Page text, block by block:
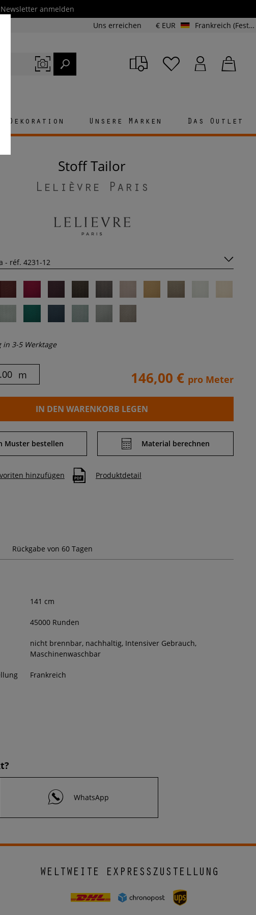
anmelden
Uns erreichen € EUR Frankreich (Festland und Korsika)
Dekoration Unsere Marken Das Outlet
Stoff Tailor
Lelièvre Paris
in 3-5 Werktage
m 146,00 € pro Meter
IN DEN WARENKORB LEGEN
Muster bestellen Material berechnen
hinzufügen Produktdetail
Rückgabe von 60 Tagen
141 cm
45000 Runden
nicht brennbar, nachhaltig, Intensiver Gebrauch,
Maschinenwaschbar
Frankreich
WhatsApp
WELTWEITE EXPRESSZUSTELLUNG